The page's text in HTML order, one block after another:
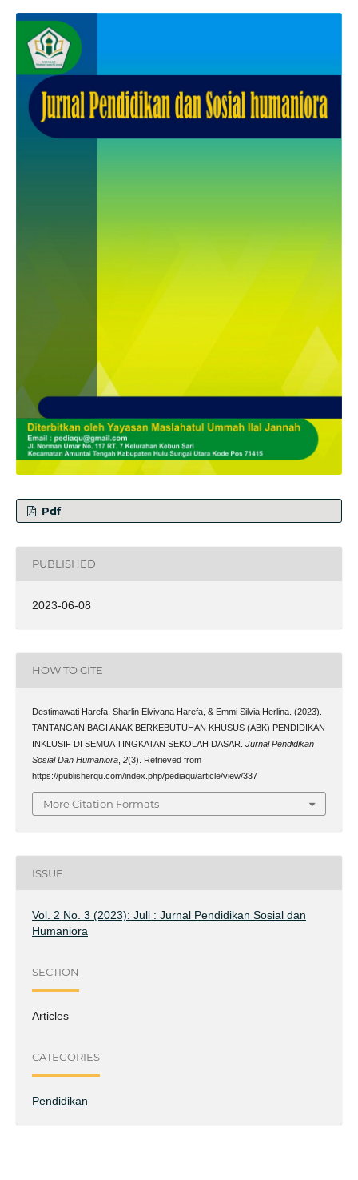
Pdf
PUBLISHED
2023-06-08
HOW TO CITE
Destimawati Harefa, Sharlin Elviyana Harefa, & Emmi Silvia Herlina. (2023).
TANTANGAN BAGI ANAK BERKEBUTUHAN KHUSUS (ABK) PENDIDIKAN
INKLUSIF DI SEMUA TINGKATAN SEKOLAH DASAR. Jurnal Pendidikan
Sosial Dan Humaniora, 2(3). Retrieved from
https://publisherqu.com/index.php/pediaqu/article/view/337
More Citation Formats
ISSUE
Vol. 2 No. 3 (2023): Juli : Jurnal Pendidikan Sosial dan
Humaniora
SECTION
Articles
CATEGORIES
Pendidikan